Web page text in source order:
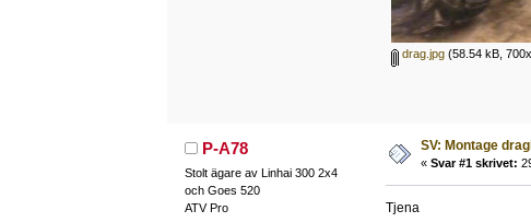
drag.jpg(58.54 kB,
P-A78
Stolt ägare av Linhai 300 2x4
och Goes 520
ATV Pro
SV: Montage
« Svar #1 skrivet:
Tjena